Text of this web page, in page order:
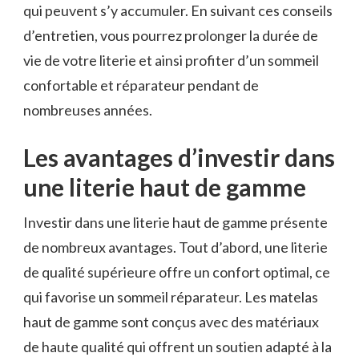
qui peuvent s’y accumuler. En suivant ces conseils
d’entretien, vous pourrez prolonger la durée de
vie de votre literie et ainsi profiter d’un sommeil
confortable et réparateur pendant de
nombreuses années.
Les avantages d’investir dans
une literie haut de gamme
Investir dans une literie haut de gamme présente
de nombreux avantages. Tout d’abord, une literie
de qualité supérieure offre un confort optimal, ce
qui favorise un sommeil réparateur. Les matelas
haut de gamme sont conçus avec des matériaux
de haute qualité qui offrent un soutien adapté à la